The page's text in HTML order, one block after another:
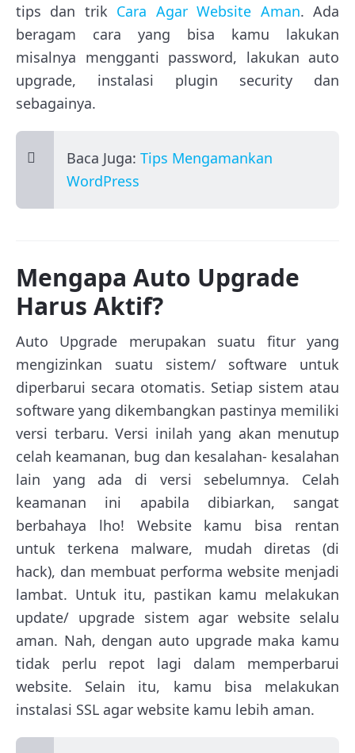
tips dan trik Cara Agar Website Aman. Ada
beragam cara yang bisa kamu lakukan
misalnya mengganti password, lakukan auto
upgrade, instalasi plugin security dan
sebagainya.
Baca Juga: Tips Mengamankan
WordPress
Mengapa Auto Upgrade
Harus Aktif?
Auto Upgrade merupakan suatu fitur yang
mengizinkan suatu sistem/ software untuk
diperbarui secara otomatis. Setiap sistem atau
software yang dikembangkan pastinya memiliki
versi terbaru. Versi inilah yang akan menutup
celah keamanan, bug dan kesalahan- kesalahan
lain yang ada di versi sebelumnya. Celah
keamanan ini apabila dibiarkan, sangat
berbahaya lho! Website kamu bisa rentan
untuk terkena malware, mudah diretas (di
hack), dan membuat performa website menjadi
lambat. Untuk itu, pastikan kamu melakukan
update/ upgrade sistem agar website selalu
aman. Nah, dengan auto upgrade maka kamu
tidak perlu repot lagi dalam memperbarui
website. Selain itu, kamu bisa melakukan
instalasi SSL agar website kamu lebih aman.